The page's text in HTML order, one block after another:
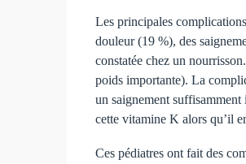
Les principales
douleur (19 %), des
constatée chez un
poids importante). La
un saignement
cette vitamine K alors qu’il
Ces pédiatres ont fait des